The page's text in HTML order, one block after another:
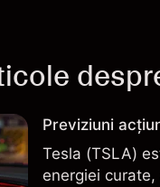
Previziuni
Tesla (TSLA)
energiei